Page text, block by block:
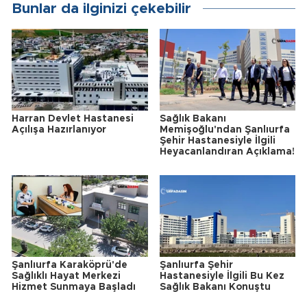
Bunlar da ilginizi çekebilir
Harran Devlet Hastanesi
Açılışa Hazırlanıyor
Sağlık Bakanı
Memişoğlu'ndan Şanlıurfa
Şehir Hastanesiyle İlgili
Heyacanlandıran Açıklama!
Şanlıurfa Karaköprü'de
Sağlıklı Hayat Merkezi
Hizmet Sunmaya Başladı
Şanlıurfa Şehir
Hastanesiyle İlgili Bu Kez
Sağlık Bakanı Konuştu